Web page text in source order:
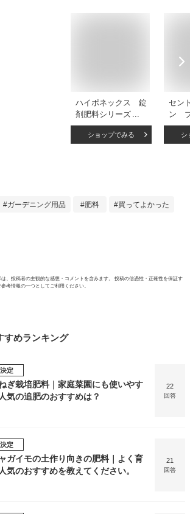
ハイポネックス 錠
剤肥料シリーズ ブ
ルーベリー用 30
錠 追肥 化成肥
ショップでみる
セン
ン
肥料
シ
ガーデニング用品 肥料 買ってよかった
、投稿者の主観的な感想・コメントを含みます。 投稿の信憑性・正確性を保証す
考情報の一つとしてご利用ください。
すめランキング
決定
ぎ栽培肥料｜家庭菜園にも使いやす
気の追肥のおすすめは？
22
回答
決定
ガイモの土作り向きの肥料｜よく育
気のおすすめを教えてください。
21
回答